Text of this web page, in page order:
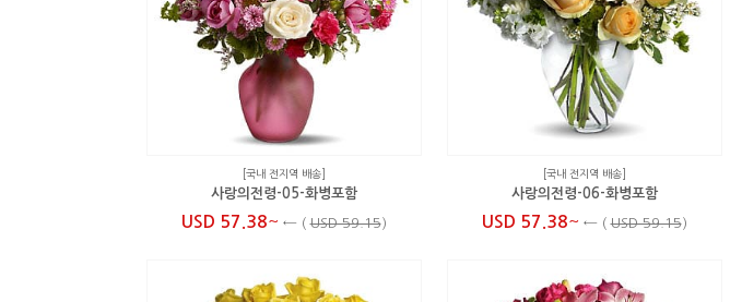
[국내 전지역 배송]
사랑의전령-05-화병포함
USD 57.38~ ← (USD 59.15)
[국내 전지역 배송]
사랑의전령-06-화병포함
USD 57.38~ ← (USD 59.15)